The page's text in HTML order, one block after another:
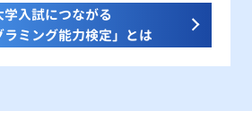
学入試につながる
ラミング能力検定」とは